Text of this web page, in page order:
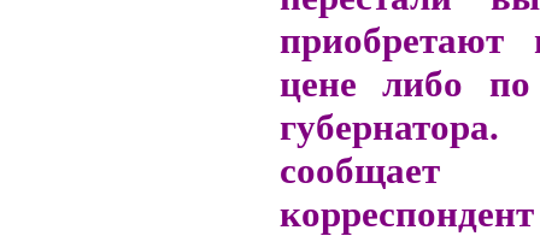
приобретают
цене либо по